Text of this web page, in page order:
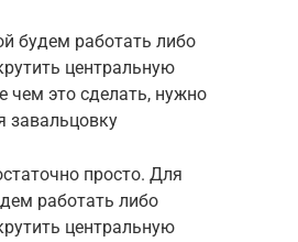
будем работать либо
центральную
чем это сделать, нужно
завальцовку
просто. Для
работать либо
центральную